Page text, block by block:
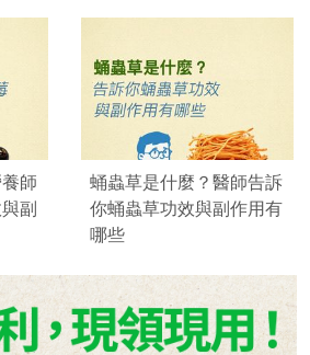
師
副
蛹蟲草是什麼？醫師告訴
你蛹蟲草功效與副作用有
哪些